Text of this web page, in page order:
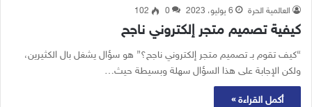
العالمية الحرة 6 يوليو، 2023 0
102
كيفية تصميم متجر إلكتروني ناجح
“كيف تقوم بـ تصميم متجر إلكتروني ناجح؟” هو سؤال يشغل بال الكثيرين،
ولكن الإجابة على هذا السؤال سهلة وبسيطة حيث…
أكمل القراءة »